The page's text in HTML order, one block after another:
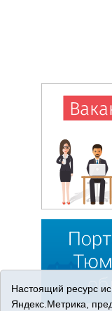
Настоящий ресурс
Яндекс.Метрика,